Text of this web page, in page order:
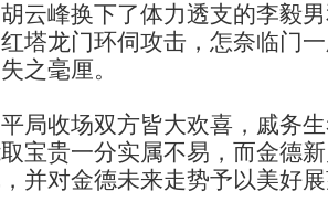
云峰换下了体力透支的李毅
塔龙门环伺攻击，怎奈临门
之毫厘。
收场双方皆大欢喜，戚务生
宝贵一分实属不易，而金德
并对金德未来走势予以美好